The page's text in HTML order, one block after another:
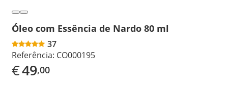
Óleo com Essência de Nardo 80 ml
37
Referência: CO000195
€49,00